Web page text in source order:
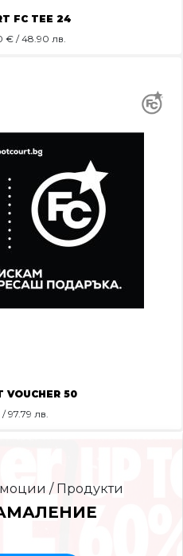
FC TEE 24
€ / 48.90 лв.
VOUCHER 50
97.79 лв.
/ Продукти